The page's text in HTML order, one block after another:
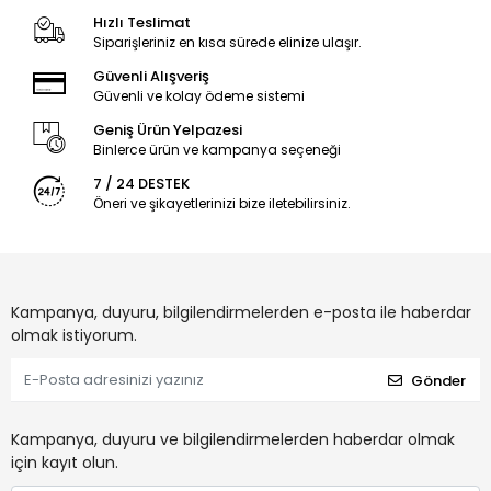
Hızlı Teslimat
Siparişleriniz en kısa sürede elinize ulaşır.
Güvenli Alışveriş
Güvenli ve kolay ödeme sistemi
Geniş Ürün Yelpazesi
Binlerce ürün ve kampanya seçeneği
7 / 24 DESTEK
Öneri ve şikayetlerinizi bize iletebilirsiniz.
Kampanya, duyuru, bilgilendirmelerden e-posta ile haberdar
olmak istiyorum.
Gönder
Kampanya, duyuru ve bilgilendirmelerden haberdar olmak
için kayıt olun.